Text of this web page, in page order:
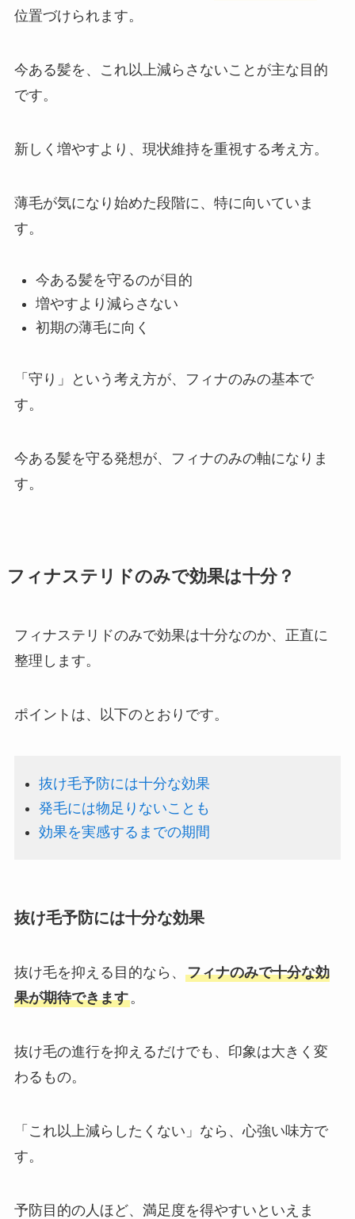
位置づけられます。
今ある髪を、これ以上減らさないことが主な目的
です。
新しく増やすより、現状維持を重視する考え方。
薄毛が気になり始めた段階に、特に向いていま
す。
今ある髪を守るのが目的
増やすより減らさない
初期の薄毛に向く
「守り」という考え方が、フィナのみの基本で
す。
今ある髪を守る発想が、フィナのみの軸になりま
す。
フィナステリドのみで効果は十分？
フィナステリドのみで効果は十分なのか、正直に
整理します。
ポイントは、以下のとおりです。
抜け毛予防には十分な効果
発毛には物足りないことも
効果を実感するまでの期間
抜け毛予防には十分な効果
抜け毛を抑える目的なら、 フィナのみで十分な効
果が期待できます。
抜け毛の進行を抑えるだけでも、印象は大きく変
わるもの。
「これ以上減らしたくない」なら、心強い味方で
す。
予防目的の人ほど、満足度を得やすいといえま